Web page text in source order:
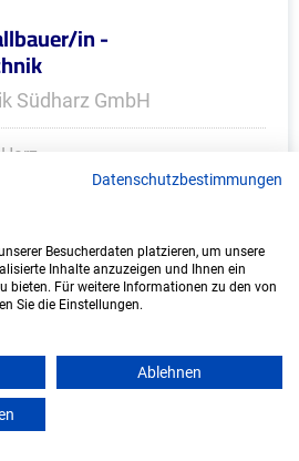
in -
Südharz GmbH
Ausbildungsplätze
- Ausbildungsplätze
Datenschutzbestimmungen
Besucherdaten platzieren, um unsere
Inhalte anzuzeigen und Ihnen ein
bieten. Für weitere Informationen zu den von
Sie die Einstellungen.
Ablehnen